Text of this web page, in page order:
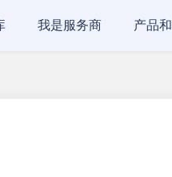
我是服务商 产品